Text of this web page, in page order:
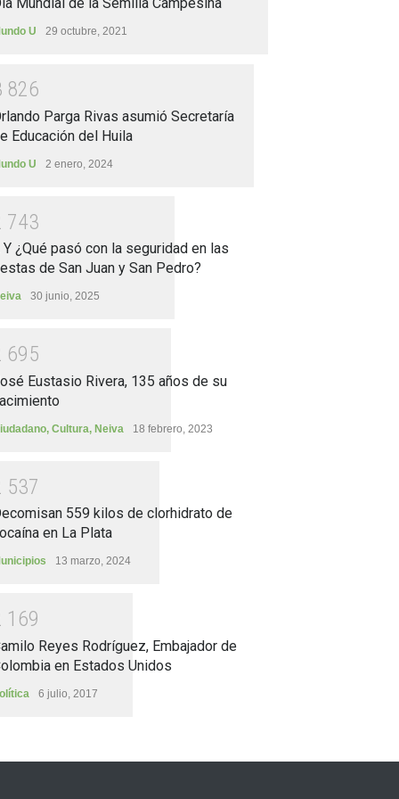
Mundial de la Semilla Campesina
U 29 octubre, 2021
826
Parga Rivas asumió Secretaría
Educación del Huila
U 2 enero, 2024
743
Y ¿Qué pasó con la seguridad en las
de San Juan y San Pedro?
30 junio, 2025
695
Eustasio Rivera, 135 años de su
, Cultura, Neiva 18 febrero, 2023
537
559 kilos de clorhidrato de
en La Plata
13 marzo, 2024
1 69
Reyes Rodríguez, Embajador de
en Estados Unidos
6 julio, 2017